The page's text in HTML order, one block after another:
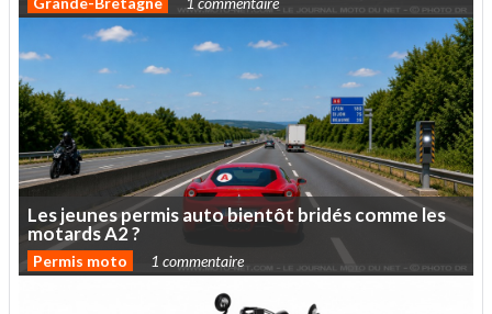
Lesjeunespermisautobientôt bridéscommeles
motardsA2?
Permis moto 1 commentaire